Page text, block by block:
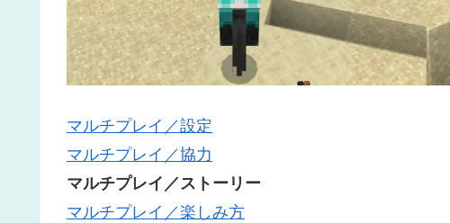
マルチプレイ／設定
マルチプレイ／協力
マルチプレイ／ストーリー
マルチプレイ／楽しみ方